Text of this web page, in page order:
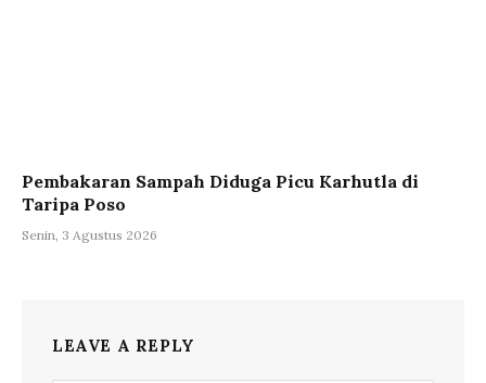
Pembakaran Sampah Diduga Picu Karhutla di
Taripa Poso
Senin, 3 Agustus 2026
LEAVE A REPLY